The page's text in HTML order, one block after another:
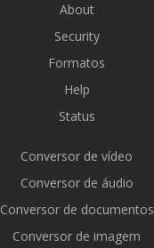
About
Security
Formatos
Help
Status
Conversor de vídeo
Conversor de áudio
Conversor de documentos
Conversor de imagem